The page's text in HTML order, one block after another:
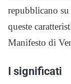
repubblicano su
queste
Manifesto di
I significati